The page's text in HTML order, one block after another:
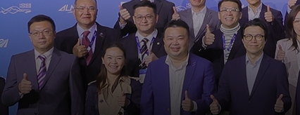
組織
董
研
招
重
資
稅
申請
評審
徵
新
媒體
新聞
資訊
會